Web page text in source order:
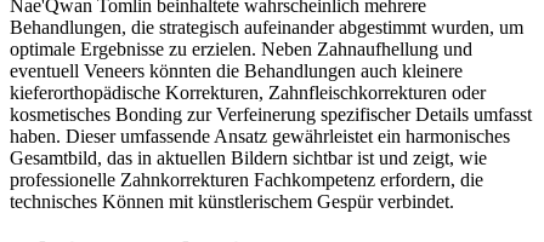
Nae'Qwan Tomlin beinhaltete wahrscheinlich mehrere
Behandlungen, die strategisch aufeinander abgestimmt wurden, um
optimale Ergebnisse zu erzielen. Neben Zahnaufhellung und
eventuell Veneers könnten die Behandlungen auch kleinere
kieferorthopädische Korrekturen, Zahnfleischkorrekturen oder
kosmetisches Bonding zur Verfeinerung spezifischer Details umfasst
haben. Dieser umfassende Ansatz gewährleistet ein harmonisches
Gesamtbild, das in aktuellen Bildern sichtbar ist und zeigt, wie
professionelle Zahnkorrekturen Fachkompetenz erfordern, die
technisches Können mit künstlerischem Gespür verbindet.